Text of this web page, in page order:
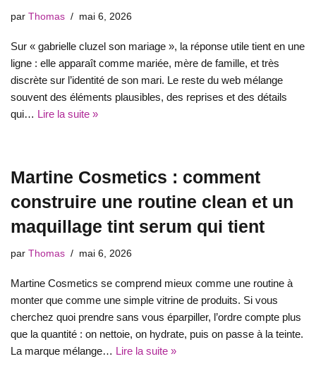
par Thomas mai 6, 2026
Sur « gabrielle cluzel son mariage », la réponse utile tient en une
ligne : elle apparaît comme mariée, mère de famille, et très
discrète sur l’identité de son mari. Le reste du web mélange
souvent des éléments plausibles, des reprises et des détails
qui… Lire la suite »
Martine Cosmetics : comment
construire une routine clean et un
maquillage tint serum qui tient
par Thomas mai 6, 2026
Martine Cosmetics se comprend mieux comme une routine à
monter que comme une simple vitrine de produits. Si vous
cherchez quoi prendre sans vous éparpiller, l’ordre compte plus
que la quantité : on nettoie, on hydrate, puis on passe à la teinte.
La marque mélange… Lire la suite »